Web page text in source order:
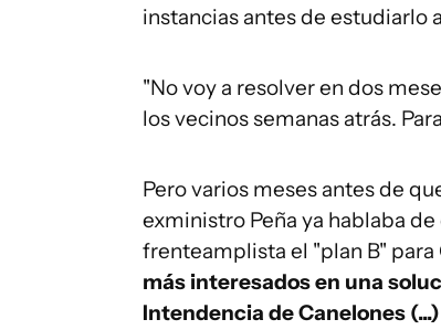
instancias antes de estudiarlo
"No voy a resolver en dos
los vecinos semanas atrás.
Pero varios meses antes de
exministro Peña ya hablaba
frenteamplista el "plan B" para
más interesados en una
Intendencia de Canelones